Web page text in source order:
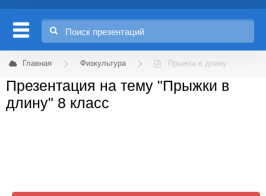
Главная Физкультура Прыжки в длину
Презентация на тему "Прыжки в
длину" 8 класс